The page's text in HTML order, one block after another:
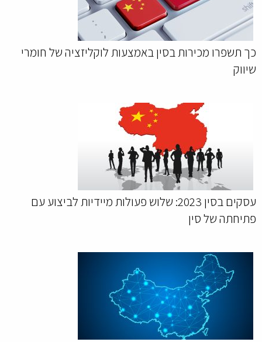
כך תשפרו מכירות בסין באמצעות לוקליזציה של חומרי
שיווק
עסקים בסין 2023: שלוש פעולות מיידיות לביצוע עם
פתיחתה של סין